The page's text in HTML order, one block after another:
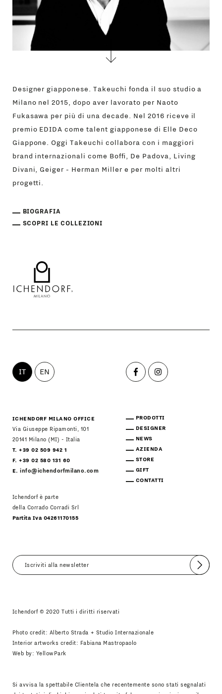
Designer giapponese. Takeuchi fonda il suo studio a
Milano nel 2015, dopo aver lavorato per Naoto
Fukasawa per più di una decade. Nel 2016 riceve il
premio EDIDA come talent giapponese di Elle Deco
Giappone. Oggi Takeuchi collabora con i maggiori
brand internazionali come Boffi, De Padova, Living
Divani, Geiger - Herman Miller e per molti altri
progetti.
BIOGRAFIA
SCOPRI LE COLLEZIONI
IT EN
ICHENDORF MILANO OFFICE
Via Giuseppe Ripamonti, 101
20141 Milano (MI) - Italia
T. +39 02 509 942 1
F. +39 02 580 131 60
E.info@ichendorfmilano.com
Ichendorf è parte
della Corrado Corradi Srl
Partita Iva 04261170155
PRODOTTI
DESIGNER
NEWS
AZIENDA
STORE
GIFT
CONTATTI
Invia
Ichendorf © 2020 Tutti i diritti riservati
Photo credit: Alberto Strada + Studio Internazionale
Interior artworks credit: Fabiana Mastropaolo
Web by: YellowPark
Si avvisa la spettabile Clientela che recentemente sono stati segnalati